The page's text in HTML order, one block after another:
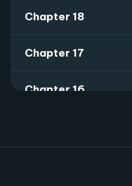
Chapter 18
Chapter 17
Chapter 16